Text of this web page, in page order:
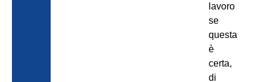
lavoro
se
questa
è
certa,
di